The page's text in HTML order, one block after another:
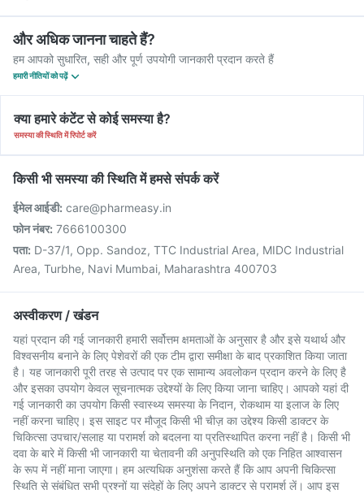
और अधिक जानना चाहते हैं?
हम आपको सुधारित, सही और पूर्ण उपयोगी जानकारी प्रदान करते हैं
हमारी नीतियों को पढ़ें
क्या हमारे कंटेंट से कोई समस्या है?
समस्या की स्थिति में रिपोर्ट करें
किसी भी समस्या की स्थिति में हमसे संपर्क करें
ईमेल आईडी: care@pharmeasy.in
फोन नंबर: 7666100300
पता: D-37/1, Opp. Sandoz, TTC Industrial Area, MIDC Industrial
Area, Turbhe, Navi Mumbai, Maharashtra 400703
अस्वीकरण / खंडन
यहां प्रदान की गई जानकारी हमारी सर्वोत्तम क्षमताओं के अनुसार है और इसे यथार्थ और
विश्वसनीय बनाने के लिए पेशेवरों की एक टीम द्वारा समीक्षा के बाद प्रकाशित किया जाता
है। यह जानकारी पूरी तरह से उत्पाद पर एक सामान्य अवलोकन प्रदान करने के लिए है
और इसका उपयोग केवल सूचनात्मक उद्देश्यों के लिए किया जाना चाहिए। आपको यहां दी
गई जानकारी का उपयोग किसी स्वास्थ्य समस्या के निदान, रोकथाम या इलाज के लिए
नहीं करना चाहिए। इस साइट पर मौजूद किसी भी चीज़ का उद्देश्य किसी डाक्टर के
चिकित्सा उपचार/सलाह या परामर्श को बदलना या प्रतिस्थापित करना नहीं है। किसी भी
दवा के बारे में किसी भी जानकारी या चेतावनी की अनुपस्थिति को एक निहित आश्वासन
के रूप में नहीं माना जाएगा। हम अत्यधिक अनुशंसा करते हैं कि आप अपनी चिकित्सा
स्थिति से संबंधित सभी प्रश्नों या संदेहों के लिए अपने डाक्टर से परामर्श लें। आप इस